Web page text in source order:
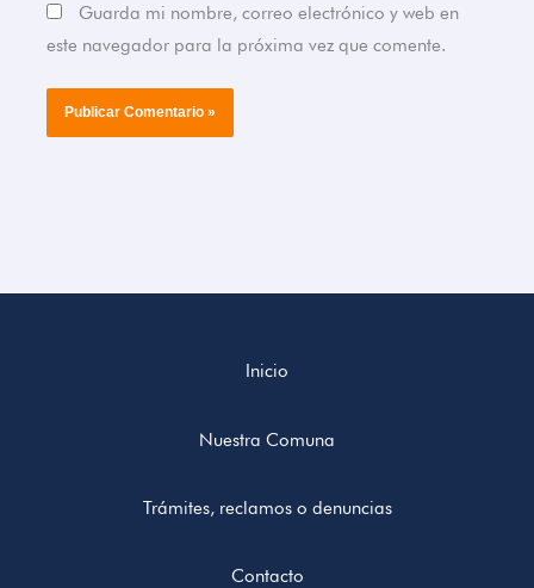
Guarda mi nombre, correo electrónico y web en
este navegador para la próxima vez que comente.
Inicio
Nuestra Comuna
Trámites, reclamos o denuncias
Contacto